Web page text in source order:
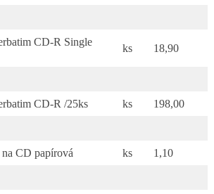
CD-R Single
ks 18,90
CD-R /25ks ks 198,00
CD papírová ks 1,10